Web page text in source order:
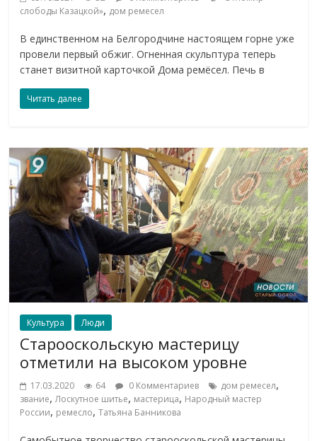
слободы Казацкой», дом ремесел
В единственном на Белгородчине настоящем горне уже
провели первый обжиг. Огненная скульптура теперь
станет визитной карточкой Дома ремёсел. Печь в
Читать далее
Культура Люди
Старооскольскую мастерицу
отметили на высоком уровне
17.03.2020 64 0 Комментариев дом ремесел,
звание,Лоскутное шитье, мастерица, Народный мастер
России, ремесло,Татьяна Банникова